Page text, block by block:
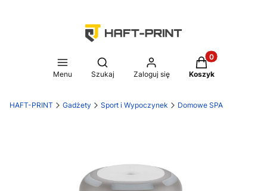
Menu
Otwórz wyszukiwarkę
Szukaj Zaloguj się
Produkty w
Koszyk
HAFT-PRINT Gadżety Sport i Wypoczynek Domowe SPA